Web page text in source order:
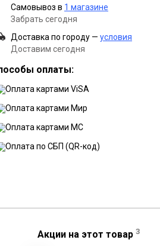
Самовывоз в 1 магазине
Забрать сегодня
Доставка по городу — условия
Доставим сегодня
оплаты:
Акции на этот товар 3